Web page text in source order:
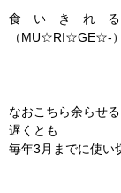
食 い き れ
（MU☆RI☆GE☆-）
なおこちら余らせ
遅くとも
毎年3月までに使い